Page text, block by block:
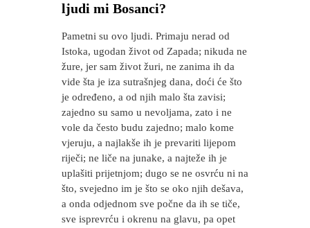
ljudi mi Bosanci?
Pametni su ovo ljudi. Primaju nerad od
Istoka, ugodan život od Zapada; nikuda ne
žure, jer sam život žuri, ne zanima ih da
vide šta je iza sutrašnjeg dana, doći će što
je određeno, a od njih malo šta zavisi;
zajedno su samo u nevoljama, zato i ne
vole da često budu zajedno; malo kome
vjeruju, a najlakše ih je prevariti lijepom
riječi; ne liče na junake, a najteže ih je
uplašiti prijetnjom; dugo se ne osvrću ni na
što, svejedno im je što se oko njih dešava,
a onda odjednom sve počne da ih se tiče,
sve isprevrću i okrenu na glavu, pa opet